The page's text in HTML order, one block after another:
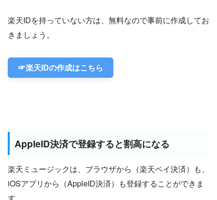
楽天IDを持っていない方は、無料なので事前に作成してお
きましょう。
☞楽天IDの作成はこちら
AppleID決済で登録すると割高になる
楽天ミュージックは、ブラウザから（楽天ペイ決済）も、
iOSアプリから（AppleID決済）も登録することができま
す。